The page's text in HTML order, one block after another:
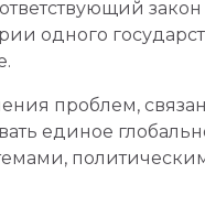
закон
одного
проблем,
единое